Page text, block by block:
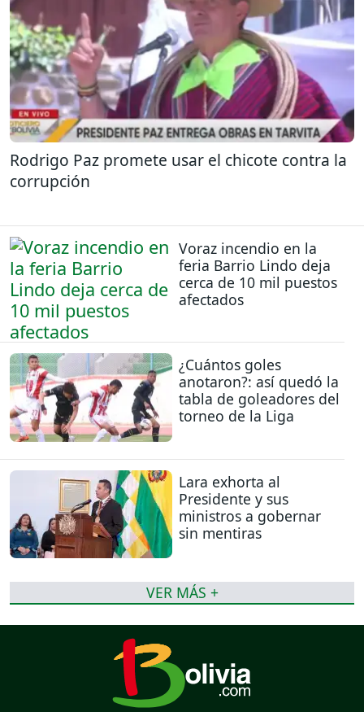
Rodrigo Paz promete usar el chicote contra la
corrupción
Voraz incendio en la
feria Barrio Lindo deja
cerca de 10 mil puestos
afectados
¿Cuántos goles
anotaron?: así quedó la
tabla de goleadores del
torneo de la Liga
Lara exhorta al
Presidente y sus
ministros a gobernar
sin mentiras
VER MÁS +